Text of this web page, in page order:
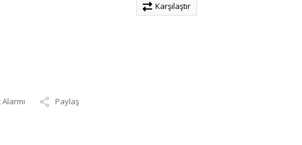
Paylaş
Karşılaştır